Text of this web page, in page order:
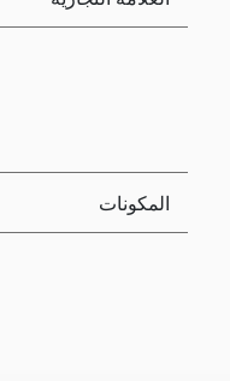
المكونات